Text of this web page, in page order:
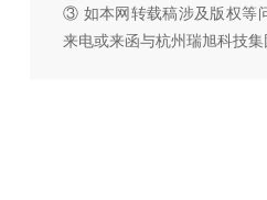
③ 如本网转载稿涉及版权等
来电或来函与杭州瑞旭科技集